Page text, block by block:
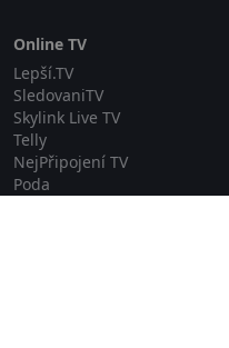
Online TV
Lepší.TV
SledovaniTV
Skylink Live TV
Telly
NejPřipojení TV
Poda